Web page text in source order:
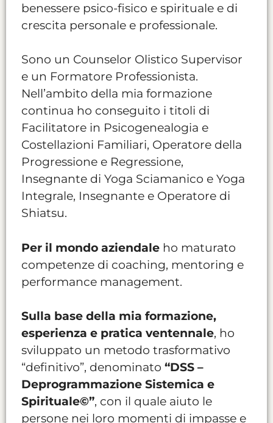
benessere psico-fisico e spirituale e di
crescita personale e professionale.
Sono un Counselor Olistico Supervisor
e un Formatore Professionista.
Nell’ambito della mia formazione
continua ho conseguito i titoli di
Facilitatore in Psicogenealogia e
Costellazioni Familiari, Operatore della
Progressione e Regressione,
Insegnante di Yoga Sciamanico e Yoga
Integrale, Insegnante e Operatore di
Shiatsu.
Per il mondo aziendale ho maturato
competenze di coaching, mentoring e
performance management.
Sulla base della mia formazione,
esperienza e pratica ventennale, ho
sviluppato un metodo trasformativo
“definitivo”, denominato “DSS –
Deprogrammazione Sistemica e
Spirituale©”, con il quale aiuto le
persone nei loro momenti di impasse e